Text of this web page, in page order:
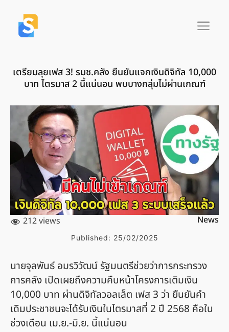
เตรียมลุยเฟส 3! รมช.คลัง ยืนยันแจกเงินดิจิทัล 10,000
บาท ไตรมาส 2 นี้แน่นอน พบบางกลุ่มไม่ผ่านเกณฑ์
212 views News
Published: 25/02/2025
นายจุลพันธ์ อมรวิวัฒน์ รัฐมนตรีช่วยว่าการกระทรวง
การคลัง เปิดเผยถึงความคืบหน้าโครงการเติมเงิน
10,000 บาท ผ่านดิจิทัลวอลเล็ต เฟส 3 ว่า ยืนยันคำ
เดิมประชาชนจะได้รับเงินในไตรมาสที่ 2 ปี 2568 คือใน
ช่วงเดือน เม.ย.-มิ.ย. นี้แน่นอน